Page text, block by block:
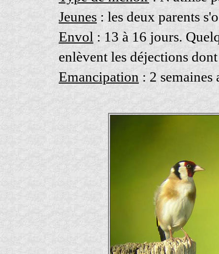
Jeunes : les deux parents
Envol : 13 à 16 jours.
enlèvent les déjections
Emancipation : 2 semaines